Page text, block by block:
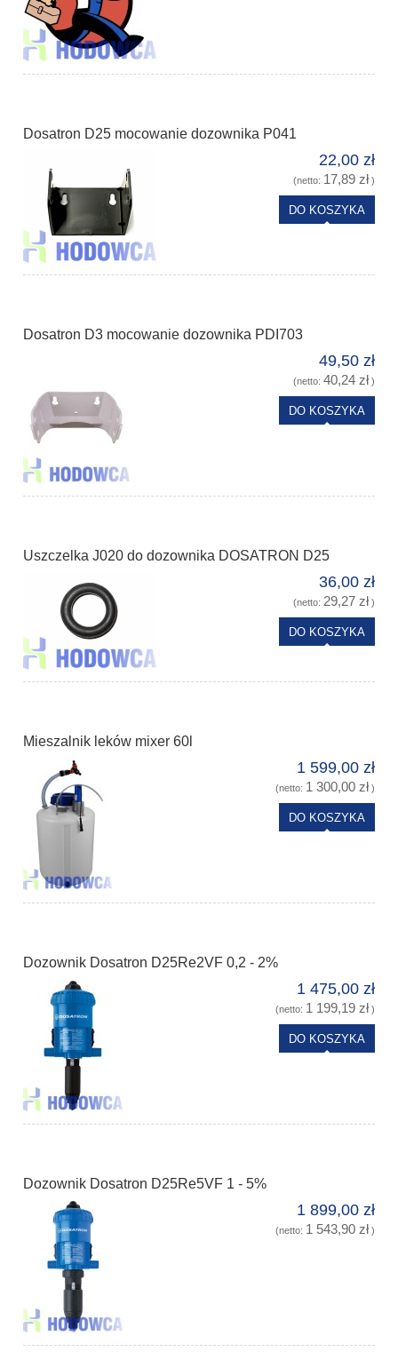
Dosatron D25 mocowanie dozownika P041
22,00 zł
(netto: 17,89 zł)
DO KOSZYKA
Dosatron D3 mocowanie dozownika PDI703
49,50 zł
(netto: 40,24 zł)
DO KOSZYKA
Uszczelka J020 do dozownika DOSATRON D25
36,00 zł
(netto: 29,27 zł)
DO KOSZYKA
Mieszalnik leków mixer 60l
1 599,00 zł
(netto: 1 300,00 zł)
DO KOSZYKA
Dozownik Dosatron D25Re2VF 0,2 - 2%
1 475,00 zł
(netto: 1 199,19 zł)
DO KOSZYKA
Dozownik Dosatron D25Re5VF 1 - 5%
1 899,00 zł
(netto: 1 543,90 zł)